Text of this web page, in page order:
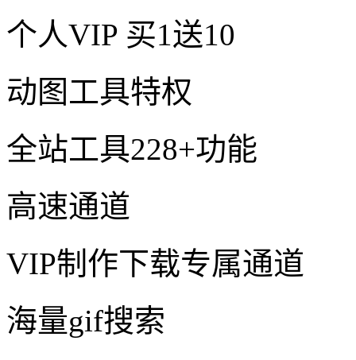
个人VIP 买1送10
动图工具特权
全站工具228+功能
高速通道
VIP制作下载专属通道
海量gif搜索